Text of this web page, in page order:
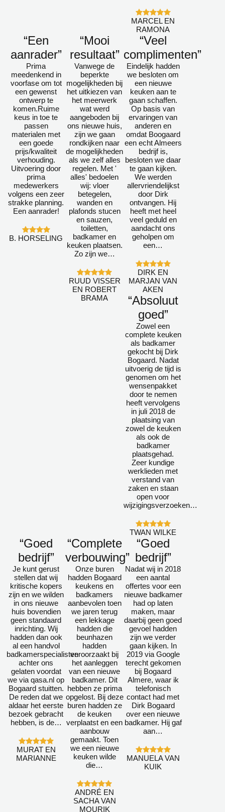
MARCEL EN
RAMONA
“Een
aanrader”
Prima
meedenkend in
voorfase om tot
een gewenst
ontwerp te
komen.Ruime
keus in toe te
passen
materialen met
een goede
prijs/kwaliteit
verhouding.
Uitvoering door
prima
medewerkers
volgens een zeer
strakke planning.
Een aanrader!
B. HORSELING
“Mooi
resultaat”
Vanwege de
beperkte
mogelijkheden bij
het uitkiezen van
het meerwerk
wat werd
aangeboden bij
ons nieuwe huis,
zijn we gaan
rondkijken naar
de mogelijkheden
als we zelf alles
regelen. Met '
alles' bedoelen
wij: vloer
betegelen,
wanden en
plafonds stucen
en sauzen,
toiletten,
badkamer en
keuken plaatsen.
Zo zijn we…
RUUD VISSER
EN ROBERT
BRAMA
“Veel
complimenten”
Eindelijk hadden
we besloten om
een nieuwe
keuken aan te
gaan schaffen.
Op basis van
ervaringen van
anderen en
omdat Boogaard
een echt Almeers
bedrijf is,
besloten we daar
te gaan kijken.
We werden
allervriendelijkst
door Dirk
ontvangen. Hij
heeft met heel
veel geduld en
aandacht ons
geholpen om
een…
DIRK EN
MARJAN VAN
AKEN
“Absoluut
goed”
Zowel een
complete keuken
als badkamer
gekocht bij Dirk
Bogaard. Nadat
uitvoerig de tijd is
genomen om het
wensenpakket
door te nemen
heeft vervolgens
in juli 2018 de
plaatsing van
zowel de keuken
als ook de
badkamer
plaatsgehad.
Zeer kundige
werklieden met
verstand van
zaken en staan
open voor
wijzigingsverzoeken…
TWAN WILKE
“Goed
bedrijf”
Je kunt gerust
stellen dat wij
kritische kopers
zijn en we wilden
in ons nieuwe
huis bovendien
geen standaard
inrichting. Wij
hadden dan ook
al een handvol
badkamerspecialisten
achter ons
gelaten voordat
we via qasa.nl op
Bogaard stuitten.
De reden dat we
aldaar het eerste
bezoek gebracht
hebben, is de…
MURAT EN
MARIANNE
“Complete
verbouwing”
Onze buren
hadden Bogaard
keukens en
badkamers
aanbevolen toen
we jaren terug
een lekkage
hadden die
beunhazen
hadden
veroorzaakt bij
het aanleggen
van een nieuwe
badkamer. Dit
hebben ze prima
opgelost. Bij deze
buren hadden ze
de keuken
verplaatst en een
aanbouw
gemaakt. Toen
we een nieuwe
keuken wilde
die…
ANDRÉ EN
SACHA VAN
MOURIK
“Goed
bedrijf”
Nadat wij in 2018
een aantal
offertes voor een
nieuwe badkamer
had op laten
maken, maar
daarbij geen goed
gevoel hadden
zijn we verder
gaan kijken. In
2019 via Google
terecht gekomen
bij Bogaard
Almere, waar ik
telefonisch
contact had met
Dirk Bogaard
over een nieuwe
badkamer. Hij gaf
aan…
MANUELA VAN
KUIK